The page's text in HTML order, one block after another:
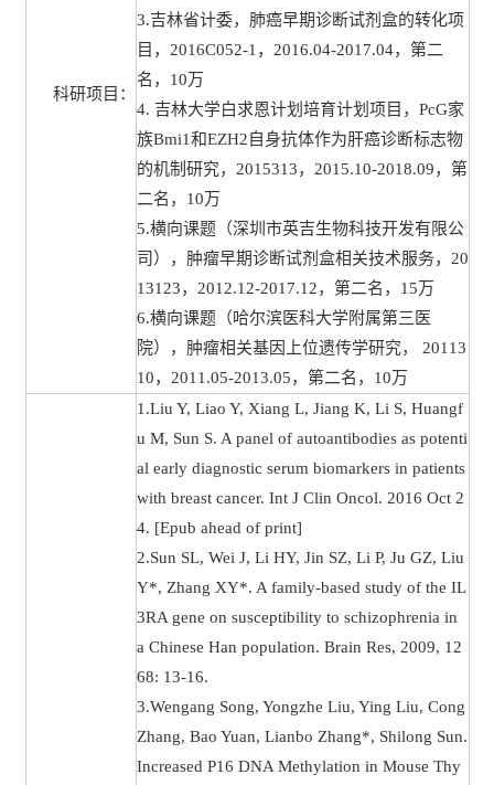
科研项目：
3.吉林省计委，肺癌早期诊断试剂盒的转化项
目，2016C052-1，2016.04-2017.04，第二
名，10万
4. 吉林大学白求恩计划培育计划项目，PcG家
族Bmi1和EZH2自身抗体作为肝癌诊断标志物
的机制研究，2015313，2015.10-2018.09，第
二名，10万
5.横向课题（深圳市英吉生物科技开发有限公
司），肿瘤早期诊断试剂盒相关技术服务，20
13123，2012.12-2017.12，第二名，15万
6.横向课题（哈尔滨医科大学附属第三医
院），肿瘤相关基因上位遗传学研究， 20113
10，2011.05-2013.05，第二名，10万
1.Liu Y, Liao Y, Xiang L, Jiang K, Li S, Huangf
u M, Sun S. A panel of autoantibodies as potenti
al early diagnostic serum biomarkers in patients
with breast cancer. Int J Clin Oncol. 2016 Oct 2
4. [Epub ahead of print]
2.Sun SL, Wei J, Li HY, Jin SZ, Li P, Ju GZ, Liu
Y*, Zhang XY*. A family-based study of the IL
3RA gene on susceptibility to schizophrenia in
a Chinese Han population. Brain Res, 2009, 12
68: 13-16.
3.Wengang Song, Yongzhe Liu, Ying Liu, Cong
Zhang, Bao Yuan, Lianbo Zhang*, Shilong Sun.
Increased P16 DNA Methylation in Mouse Thy